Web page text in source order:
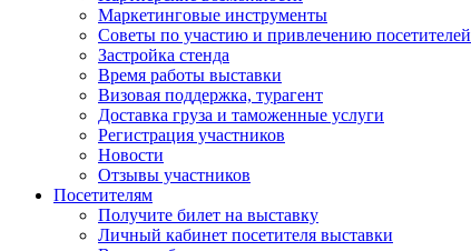
Маркетинговые инструменты
Советы по участию и привлечению посетителей
Застройка стенда
Время работы выставки
Визовая поддержка, турагент
Доставка груза и таможенные услуги
Регистрация участников
Новости
Отзывы участников
Посетителям
Получите билет на выставку
Личный кабинет посетителя выставки